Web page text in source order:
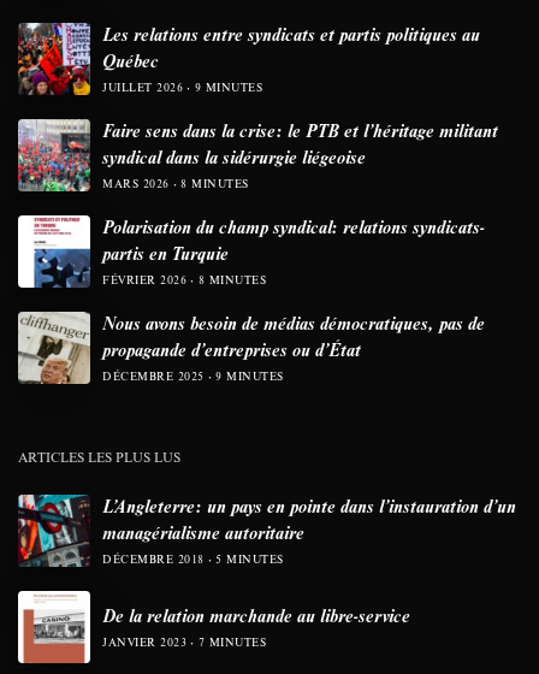
Les relations entre syndicats et partis politiques au
Québec
JUILLET 2026 9 MINUTES
Faire sens dans la crise: le PTB et l’héritage militant
syndical dans la sidérurgie liégeoise
MARS 2026 8 MINUTES
Polarisation du champ syndical: relations syndicats-
partis en Turquie
FÉVRIER 2026 8 MINUTES
Nous avons besoin de médias démocratiques, pas de
propagande d’entreprises ou d’État
DÉCEMBRE 2025 9 MINUTES
ARTICLES LES PLUS LUS
L’Angleterre: un pays en pointe dans l’instauration d’un
managérialisme autoritaire
DÉCEMBRE 2018 5 MINUTES
De la relation marchande au libre-service
JANVIER 2023 7 MINUTES